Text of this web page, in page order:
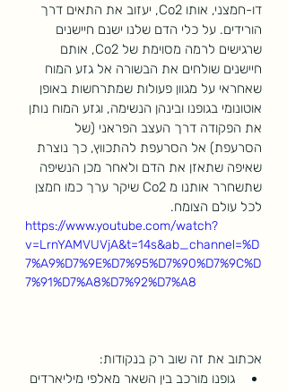
דו-חמצני, אותו Co2, יעזוב את התאים דרך
הורידים. על כלי הדם שלנו ישנם חיישנים
שרגישים לרמה מסוימת של Co2, אותם
חיישנים שולחים את הבשורה אל גזע המוח
שאחראי על מגוון פעולות שמתרחשות באופן
אוטונומי בגופנו ובינהן הנשימה, וגזע המוח נותן
את הפקודה דרך העצב הפראני (של
הסרעפת) אל הסרעפת להתכווץ, כך נוצרת
שאיפה שתאזן את הדם ולאחר מכן הנשיפה
שתשחרר אותנו מ Co2 שיקר ערך כמו חמצן
לכל עולם הצומח.
https://www.youtube.com/watch?
v=LrnYAMVUVjA&t=14s&ab_channel=%D
7%A9%D7%9E%D7%95%D7%90%D7%9C%D
7%91%D7%A8%D7%92%D7%A8
אכתוב את זה שוב רק בנקודות:
גופנו מורכב בין השאר מאלפי מיליארדים